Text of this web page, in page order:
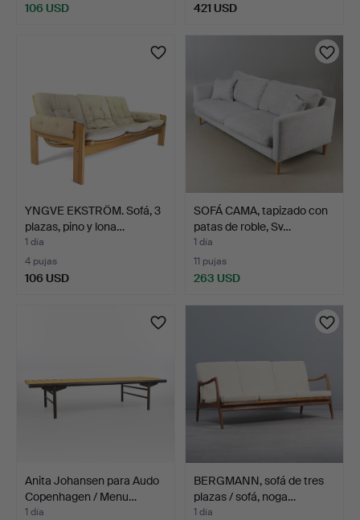
106 USD 421 USD
YNGVE EKSTRÖM. Sofá, 3
plazas, pino y lona…
1 día
4 pujas
106 USD
SOFÁ CAMA, tapizado con
patas de roble, Sv…
1 día
11 pujas
263 USD
Anita Johansen para Audo
Copenhagen / Menu…
1 día
BERGMANN, sofá de tres
plazas / sofá, noga…
1 día